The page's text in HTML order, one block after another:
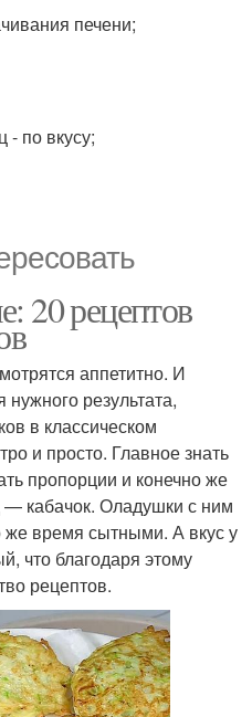
печени;
по вкусу;
20 рецептов
аппетитно. И
результата,
в классическом
и просто. Главное знать
пропорции и конечно же
кабачок. Оладушки с ним
же время сытными. А вкус у
что благодаря этому
рецептов.